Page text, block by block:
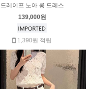
드레이프 노아 롱 드레스
139,000원
1,390원 적립